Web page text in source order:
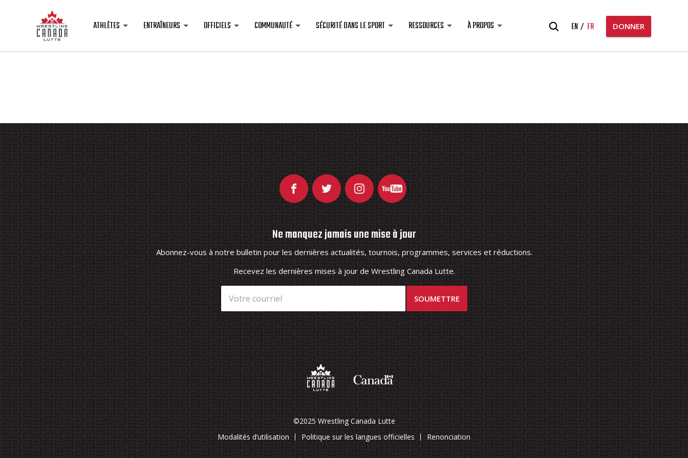
ATHLÈTES ENTRAÎNEURS OFFICIELS COMMUNAUTÉ SÉCURITÉ DANS LE SPORT RESSOURCES À PROPOS Rechercher:
EN FR DONNER
Ne manquez jamais une mise à jour
Abonnez-vous à notre bulletin pour les dernières actualités, tournois, programmes, services et réductions.
Recevez les dernières mises à jour de Wrestling Canada Lutte.
©2025 Wrestling Canada Lutte
Modalités d’utilisation
Politique sur les langues officielles Renonciation